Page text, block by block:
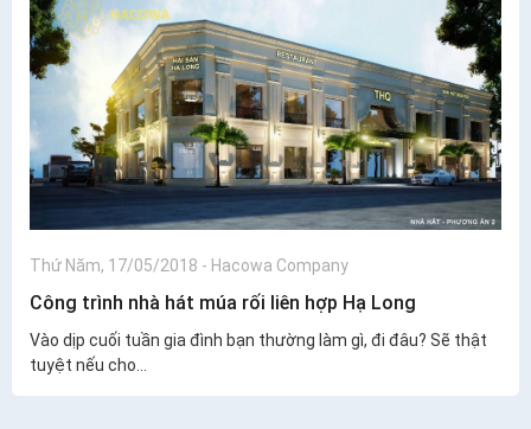
Thứ Năm, 17/05/2018 - Hacowa Company
Công trình nhà hát múa rối liên hợp Hạ Long
Vào dịp cuối tuần gia đình bạn thường làm gì, đi đâu? Sẽ thật
tuyệt nếu cho...